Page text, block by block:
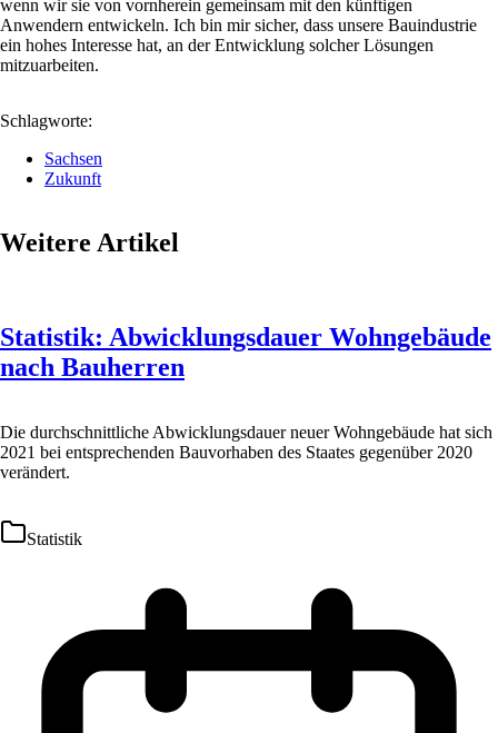
wenn wir sie von vornherein gemeinsam mit den künftigen
Anwendern entwickeln. Ich bin mir sicher, dass unsere Bauindustrie
ein hohes Interesse hat, an der Entwicklung solcher Lösungen
mitzuarbeiten.
Schlagworte:
Sachsen
Zukunft
Weitere Artikel
Statistik: Abwicklungsdauer Wohngebäude
nach Bauherren
Die durchschnittliche Abwicklungsdauer neuer Wohngebäude hat sich
2021 bei entsprechenden Bauvorhaben des Staates gegenüber 2020
verändert.
Statistik